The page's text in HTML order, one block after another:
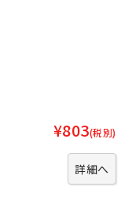
¥803(税別)
詳細へ